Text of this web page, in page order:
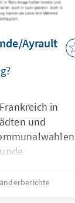
Ayrault
in
und
Debakel.